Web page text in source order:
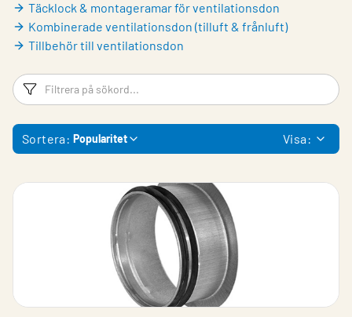
Täcklock & montageramar för ventilationsdon
Kombinerade ventilationsdon (tilluft & frånluft)
Tillbehör till ventilationsdon
Filtreringsord
Sortera: Popularitet Visa: